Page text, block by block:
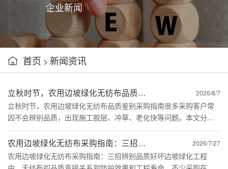
企业新闻
 首页 > 新闻资讯
立秋时节，农用边坡绿化无纺布品质鉴别采购指南 2026/8/7
立秋时节，农用边坡绿化无纺布品质鉴别采购指南很多采购客户常
因不会辨别品质，出现施工脱层、冲草、老化快等问题。本文分享
简单实用的品质鉴别方法，助力客户精准选型、规避采购风险。
一、外观手感初判，快速筛选基础品质优质农用边坡绿化无纺布整
体质感均匀......
农用边坡绿化无纺布采购指南：三招辨别品质好坏 2026/7/27
农用边坡绿化无纺布采购指南：三招辨别品质好坏边坡绿化工程